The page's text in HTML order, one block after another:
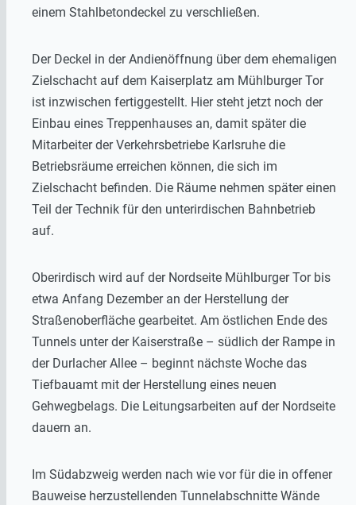
einem Stahlbetondeckel zu verschließen.
Der Deckel in der Andienöffnung über dem ehemaligen
Zielschacht auf dem Kaiserplatz am Mühlburger Tor
ist inzwischen fertiggestellt. Hier steht jetzt noch der
Einbau eines Treppenhauses an, damit später die
Mitarbeiter der Verkehrsbetriebe Karlsruhe die
Betriebsräume erreichen können, die sich im
Zielschacht befinden. Die Räume nehmen später einen
Teil der Technik für den unterirdischen Bahnbetrieb
auf.
Oberirdisch wird auf der Nordseite Mühlburger Tor bis
etwa Anfang Dezember an der Herstellung der
Straßenoberfläche gearbeitet. Am östlichen Ende des
Tunnels unter der Kaiserstraße – südlich der Rampe in
der Durlacher Allee – beginnt nächste Woche das
Tiefbauamt mit der Herstellung eines neuen
Gehwegbelags. Die Leitungsarbeiten auf der Nordseite
dauern an.
Im Südabzweig werden nach wie vor für die in offener
Bauweise herzustellenden Tunnelabschnitte Wände